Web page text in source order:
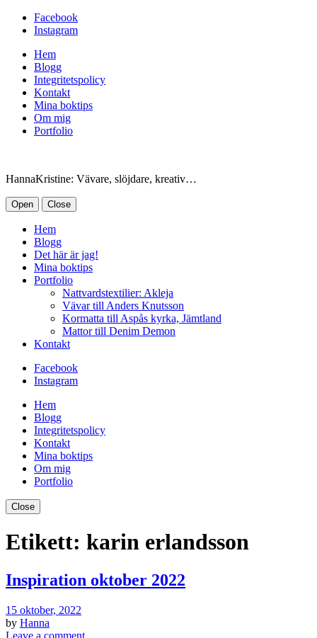
Facebook
Instagram
Hem
Blogg
Integritetspolicy
Kontakt
Mina boktips
Om mig
Portfolio
HannaKristine: Vävare, slöjdare, kreativ…
Open Close
Hem
Blogg
Det här är jag!
Mina boktips
Portfolio
Nattvardstextilier: Akleja
Vävar till Anders Knutsson
Kormatta till Aspås kyrka, Jämtland
Mattor till Denim Demon
Kontakt
Facebook
Instagram
Hem
Blogg
Integritetspolicy
Kontakt
Mina boktips
Om mig
Portfolio
Close
Etikett: karin erlandsson
Inspiration oktober 2022
15 oktober, 2022
by Hanna
Leave a comment